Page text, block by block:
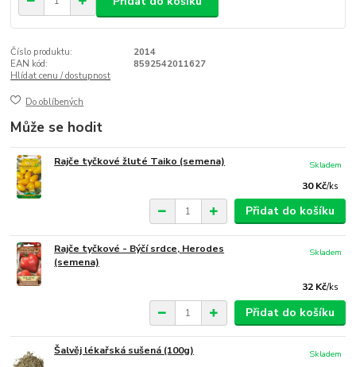
Číslo produktu:
2014
EAN kód:
8592542011627
Hlídat cenu / dostupnost
Do oblíbených
Může se hodit
Rajče tyčkové žluté Taiko (semena)
30 Kč/ks
Skladem
Přidat do košíku
Rajče tyčkové - Býčí srdce, Herodes
(semena)
32 Kč/ks
Skladem
Přidat do košíku
Šalvěj lékařská sušená (100g)
Skladem